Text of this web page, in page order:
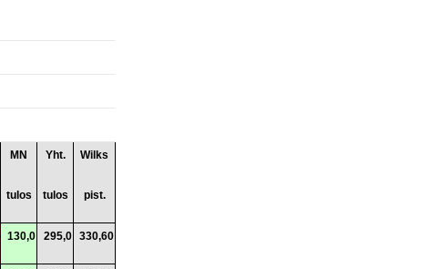
MN Yht. Wilks
tulos tulos pist.
130,0 295,0 330,60